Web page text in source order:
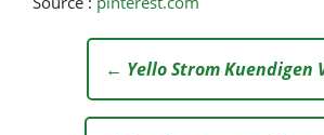
← Yello Strom Kuendigen